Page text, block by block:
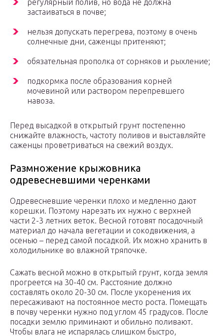
регулярный полив, но вода не должна
застаиваться в почве;
нельзя допускать перегрева, поэтому в очень
солнечные дни, саженцы притеняют;
обязательная прополка от сорняков и рыхление;
подкормка после образования корней
мочевиной или раствором перепревшего
навоза.
Перед высадкой в открытый грунт постепенно
снижайте влажность, частоту поливов и выставляйте
саженцы проветриваться на свежий воздух.
Размножение крыжовника
одревесневшими черенками
Одревесневшие черенки плохо и медленно дают
корешки. Поэтому нарезать их нужно с верхней
части 2-3 летних веток. Весной готовят посадочный
материал до начала вегетации и сокодвижения, а
осенью – перед самой посадкой. Их можно хранить в
холодильнике во влажной тряпочке.
Сажать весной можно в открытый грунт, когда земля
прогреется на 30-40 см. Расстояние должно
составлять около 20-30 см. После укоренения их
пересаживают на постоянное место роста. Помещать
в почву черенки нужно под углом 45 градусов. После
посадки землю приминают и обильно поливают.
Чтобы влага не испарялась слишком быстро,